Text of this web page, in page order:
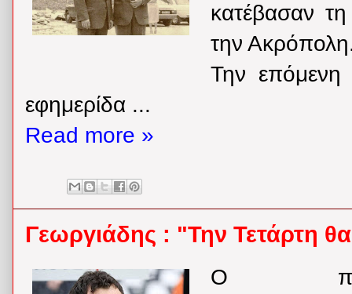
κατέβασαν
την
Την επόμενη
εφημερίδα ...
Read more »
Γεωργιάδης : "Την Τετάρτη
Ο